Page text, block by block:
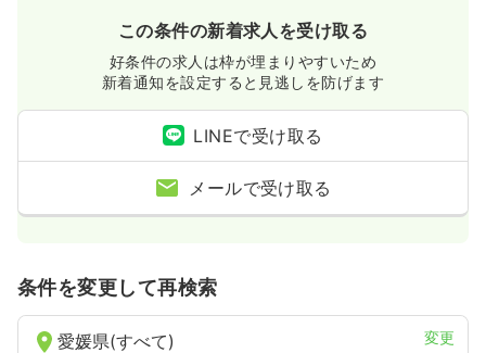
この条件の新着求人を受け取る
好条件の求人は枠が埋まりやすいため
新着通知を設定すると見逃しを防げます
LINEで受け取る
メールで受け取る
条件を変更して再検索
愛媛県(すべて) 変更